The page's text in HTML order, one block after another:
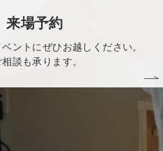
来場予約
ントにぜひお越しください。
談も承ります。